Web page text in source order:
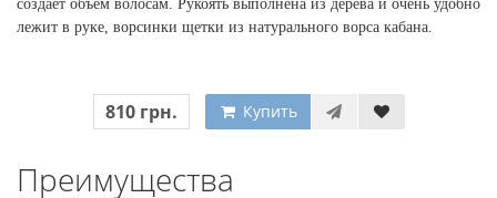
создает объем волосам. Рукоять выполнена из дерева и очень удобно
лежит в руке, ворсинки щетки из натурального ворса кабана.
810 грн. Купить
Преимущества